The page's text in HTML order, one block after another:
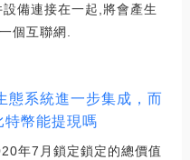
備連接在一起,將會產生
個互聯網.
態系統進一步集成，而
幣能提現嗎
年7月鎖定鎖定的總價值